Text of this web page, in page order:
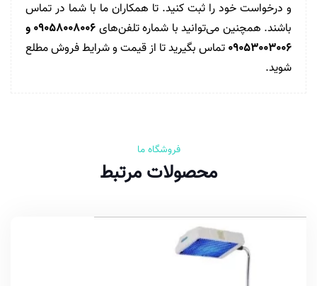
و درخواست خود را ثبت کنید. تا همکاران ما با شما در تماس
باشند. همچنین می‌توانید با شماره تلفن‌های 09058008006 و
09053003006 تماس بگیرید تا از قیمت و شرایط فروش مطلع
شوید.
فروشگاه ما
محصولات مرتبط